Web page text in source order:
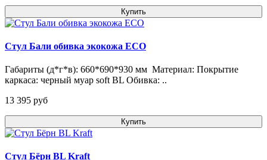
Купить
Стул Бали обивка экокожа ECO
Габариты (д*г*в): 660*690*930 мм Материал: Покрытие
каркаса: черный муар soft BL Обивка: ..
13 395 pуб
Купить
Стул Бёрн BL Kraft